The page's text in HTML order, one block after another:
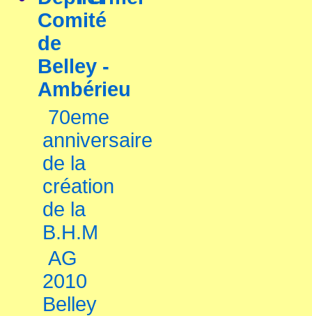
Comité
de
Belley -
Ambérieu
70eme
anniversaire
de la
création
de la
B.H.M
AG
2010
Belley